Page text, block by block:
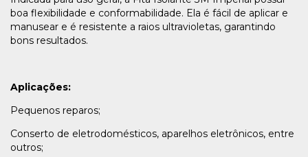
boa flexibilidade e conformabilidade. Ela é fácil de aplicar e
manusear e é resistente a raios ultravioletas, garantindo
bons resultados.
Aplicações:
Pequenos reparos;
Conserto de eletrodomésticos, aparelhos eletrônicos, entre
outros;